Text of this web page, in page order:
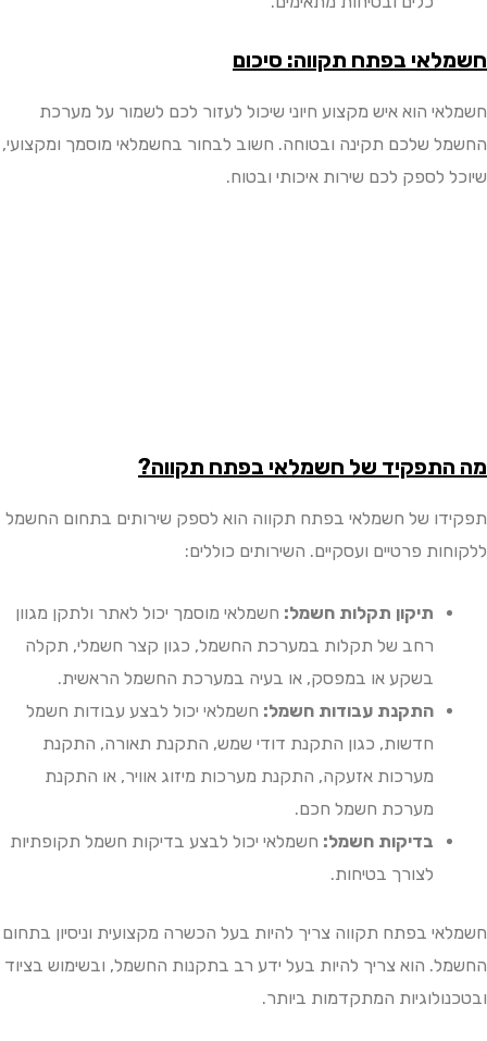
בפתח תקווה: סיכום
הוא איש מקצוע חיוני שיכול לעזור לכם לשמור על מערכת
שלכם תקינה ובטוחה. חשוב לבחור בחשמלאי מוסמך ומקצועי,
לספק לכם שירות איכותי ובטוח.
של חשמלאי בפתח תקווה?
של חשמלאי בפתח תקווה הוא לספק שירותים בתחום החשמל
פרטיים ועסקיים. השירותים כוללים:
תיקון תקלות חשמל:חשמלאי מוסמך יכול לאתר ולתקן מגוון
רחב של תקלות במערכת החשמל, כגון קצר חשמלי, תקלה
בשקע או במפסק, או בעיה במערכת החשמל הראשית.
התקנת עבודות חשמל:חשמלאי יכול לבצע עבודות חשמל
חדשות, כגון התקנת דודי שמש, התקנת תאורה, התקנת
מערכות אזעקה, התקנת מערכות מיזוג אוויר, או התקנת
מערכת חשמל חכם.
בדיקות חשמל:חשמלאי יכול לבצע בדיקות חשמל תקופתיות
לצורך בטיחות.
בפתח תקווה צריך להיות בעל הכשרה מקצועית וניסיון בתחום
הוא צריך להיות בעל ידע רב בתקנות החשמל, ובשימוש בציוד
המתקדמות ביותר.